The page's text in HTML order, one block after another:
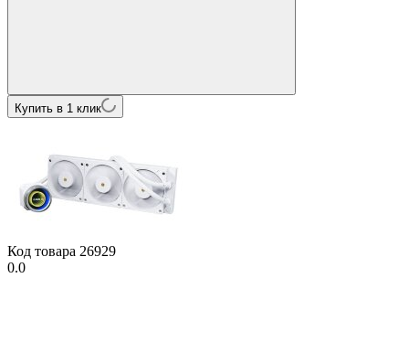
Купить в 1 клик
Код товара 26929
0.0